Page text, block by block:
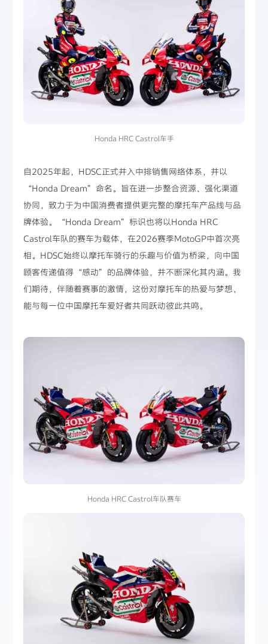
Honda HRC Castrol车手
自2025年起，HDSC正式并入中排销售网络体系，并以
“Honda Dream”命名。旨在进一步整合资源、强化渠道
协同，致力于为中国消费者提供更完整的摩托车产品线与品
牌体验。“Honda Dream”标识也将以Honda HRC
Castrol车队的赛车为载体，在2026赛季MotoGP中首次亮
相。HDSC始终以摩托车骑行的乐趣与价值为桥梁，向中国
顾客传递值得“感动”的品牌体验，并不断深化其内涵。我
们期待，伴随着赛事的激情，这份对摩托车的热爱与梦想，
能与每一位中国摩托车爱好者共同跃动彼此共鸣。
Honda HRC Castrol车队赛车